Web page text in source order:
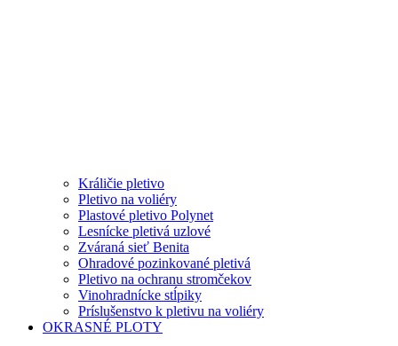
Králičie pletivo
Pletivo na voliéry
Plastové pletivo Polynet
Lesnícke pletivá uzlové
Zváraná sieť Benita
Ohradové pozinkované pletivá
Pletivo na ochranu stromčekov
Vinohradnícke stĺpiky
Príslušenstvo k pletivu na voliéry
OKRASNÉ PLOTY